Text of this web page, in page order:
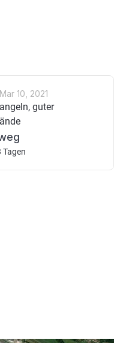
Mar 10, 2021
guter
Tagen